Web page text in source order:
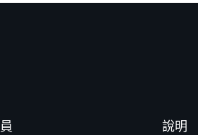
說明